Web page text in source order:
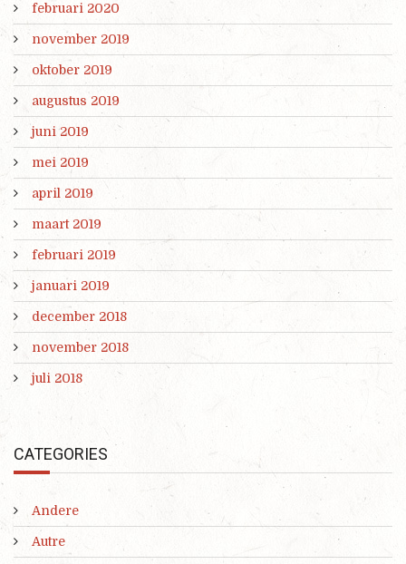
februari 2020
november 2019
oktober 2019
augustus 2019
juni 2019
mei 2019
april 2019
maart 2019
februari 2019
januari 2019
december 2018
november 2018
juli 2018
CATEGORIES
Andere
Autre